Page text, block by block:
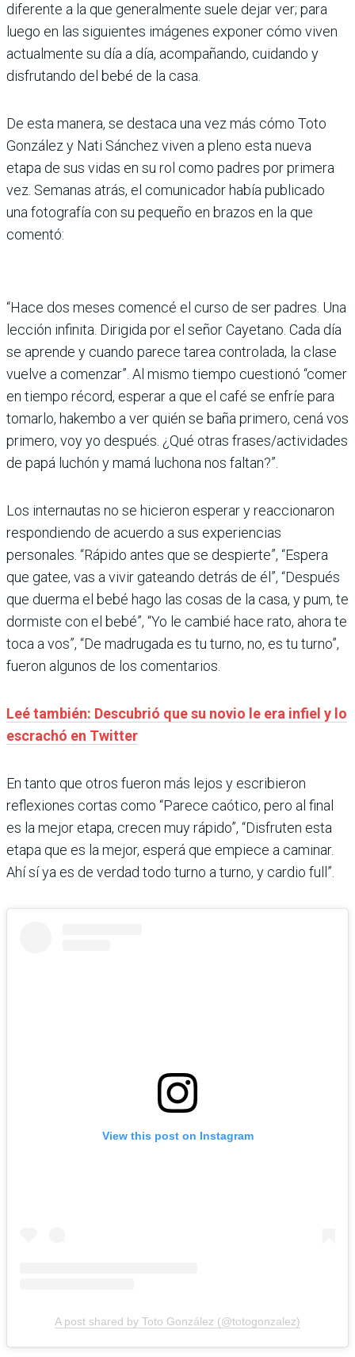
diferente a la que generalmente suele dejar ver; para
luego en las siguientes imágenes exponer cómo viven
actualmente su día a día, acompañando, cuidando y
disfrutando del bebé de la casa.
De esta manera, se destaca una vez más cómo Toto
González y Nati Sánchez viven a pleno esta nueva
etapa de sus vidas en su rol como padres por primera
vez. Semanas atrás, el comunicador había publicado
una fotografía con su pequeño en brazos en la que
comentó:
“Hace dos meses comencé el curso de ser padres. Una
lección infinita. Dirigida por el señor Cayetano. Cada día
se aprende y cuando parece tarea controlada, la clase
vuelve a comenzar”. Al mismo tiempo cuestionó “comer
en tiempo récord, esperar a que el café se enfríe para
tomarlo, hakembo a ver quién se baña primero, cená vos
primero, voy yo después. ¿Qué otras frases/actividades
de papá luchón y mamá luchona nos faltan?”.
Los internautas no se hicieron esperar y reaccionaron
respondiendo de acuerdo a sus experiencias
personales. “Rápido antes que se despierte”, “Espera
que gatee, vas a vivir gateando detrás de él”, “Después
que duerma el bebé hago las cosas de la casa, y pum, te
dormiste con el bebé”, “Yo le cambié hace rato, ahora te
toca a vos”, “De madrugada es tu turno, no, es tu turno”,
fueron algunos de los comentarios.
Leé también: Descubrió que su novio le era infiel y lo
escrachó en Twitter
En tanto que otros fueron más lejos y escribieron
reflexiones cortas como “Parece caótico, pero al final
es la mejor etapa, crecen muy rápido”, “Disfruten esta
etapa que es la mejor, esperá que empiece a caminar.
Ahí sí ya es de verdad todo turno a turno, y cardio full”.
View this post on Instagram
A post shared by Toto González (@totogonzalez)